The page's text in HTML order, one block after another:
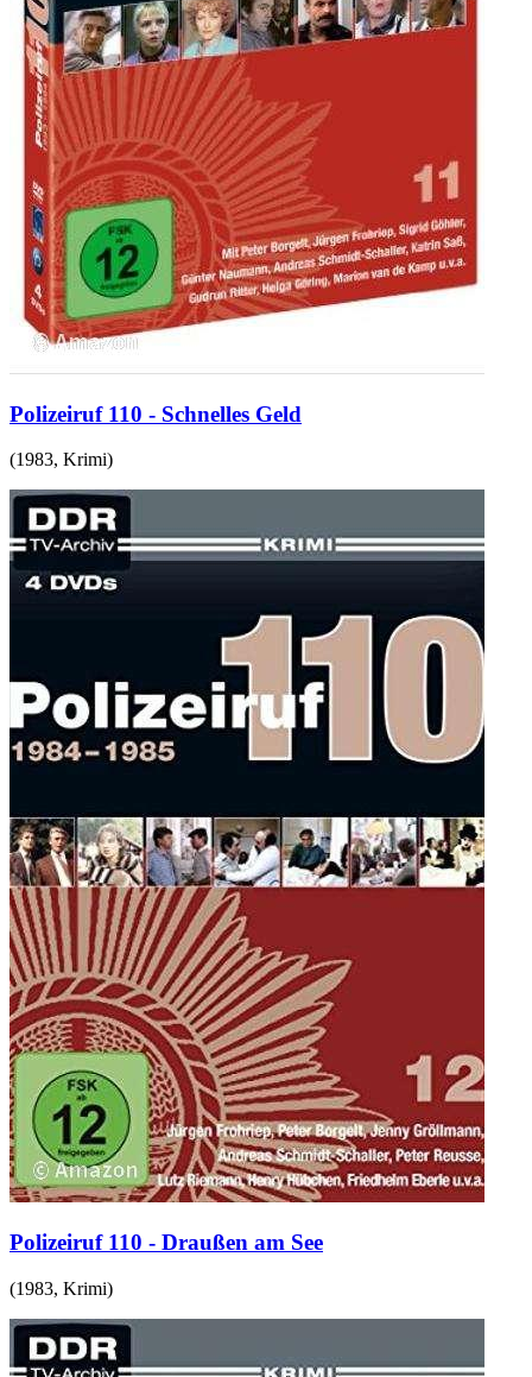
Polizeiruf 110 - Schnelles Geld
(1983, Krimi)
Polizeiruf 110 - Draußen am See
(1983, Krimi)